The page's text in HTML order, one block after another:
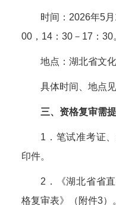
时间：2026年5
00，14：30－17：30
地点：湖北省文
具体时间、地点见
三、资格复审需
1．笔试准考证
印件。
2．《湖北省省
格复审表》（附件3）